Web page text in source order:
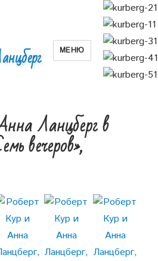
МЕНЮ
Ланцберг в
вечеров»,